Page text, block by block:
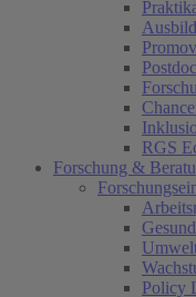
RGS
Forschung &
Policy